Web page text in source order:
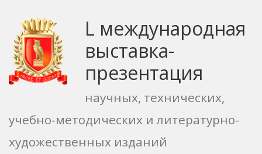
L международная
выставка-
презентация
научных, технических,
учебно-методических и литературно-
художественных изданий